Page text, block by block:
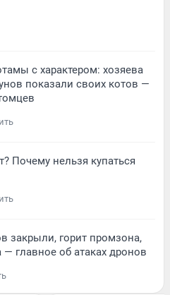
с характером: хозяева
показали своих котов —
Почему нельзя купаться
закрыли, горит промзона,
главное об атаках дронов